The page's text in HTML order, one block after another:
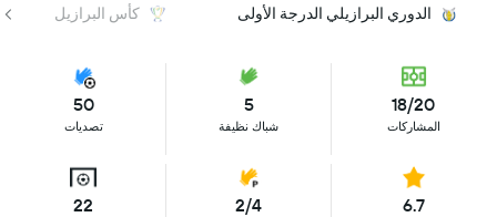
الدوري البرازيلي الدرجة الأولى كأس البرازيل
18/20
المشاركات
5
شباك نظيفة
50
تصديات
6.7
2/4
22